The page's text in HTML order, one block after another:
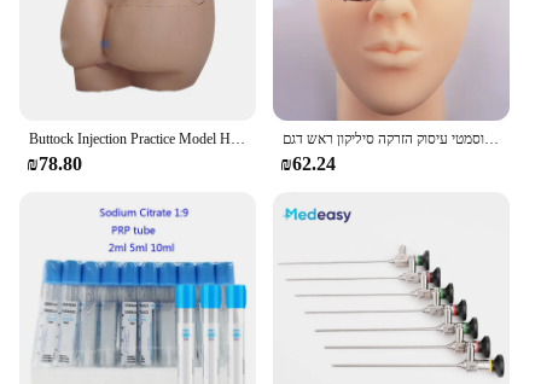
₪78.80
נקבה איפור תרגיל סיליקון ראש דגם, קוסמטי עיסוק הזרקה סיליקון ראש דגם
₪62.24